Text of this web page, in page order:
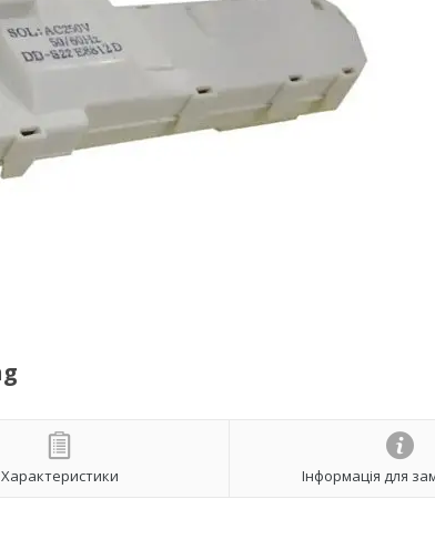
Характеристики Інформація для